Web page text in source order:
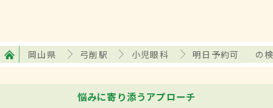
岡山県 弓削駅 小児眼科 明日予約可 の
悩みに寄り添うアプローチ